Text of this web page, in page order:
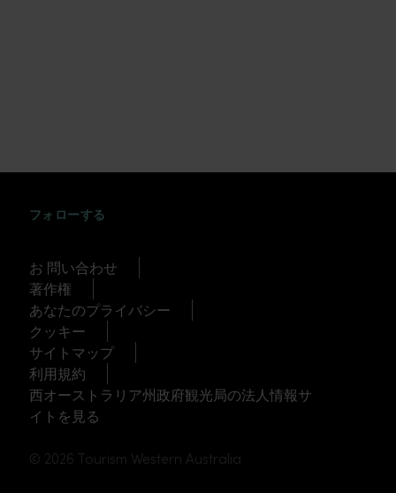
フォローする
お 問い合わせ
著作権
あなたのプライバシー
クッキー
サイトマップ
利用規約
西オーストラリア州政府観光局の法人情報サ
イトを見る
© 2026 Tourism Western Australia